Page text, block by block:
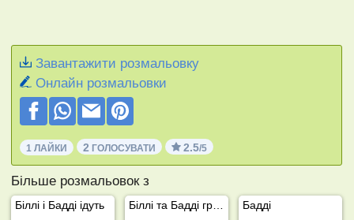
Завантажити розмальовку
Онлайн розмальовки
1 ЛАЙКИ 2 ГОЛОСУВАТИ 2.5/5
Більше розмальовок з
Біллі і Бадді ідуть Бадді